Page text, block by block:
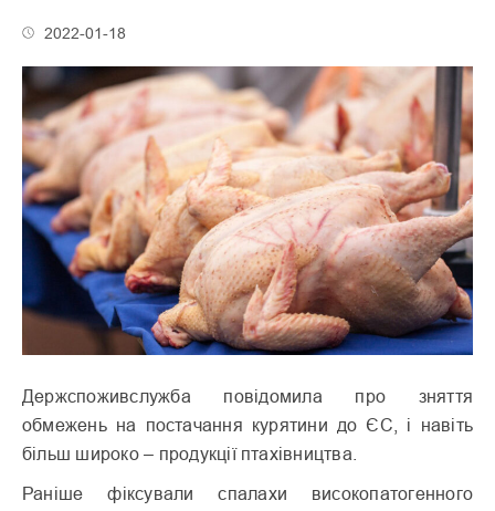
2022-01-18
Держспоживслужба повідомила про зняття
обмежень на постачання курятини до ЄС, і навіть
більш широко – продукції птахівництва.
Раніше фіксували спалахи високопатогенного